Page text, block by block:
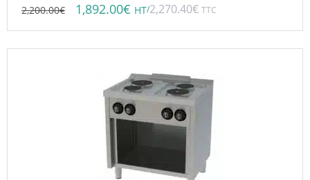
2,200.00€ 1,892.00€ HT/2,270.40€ TTC